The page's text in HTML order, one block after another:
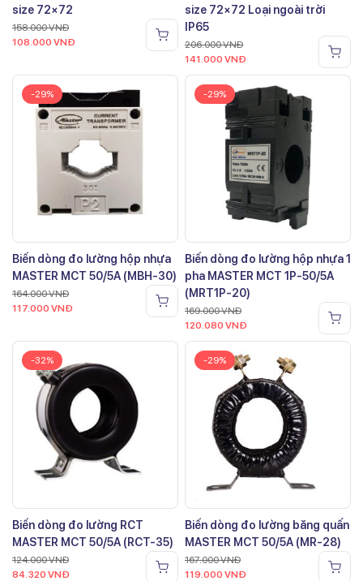
size 72×72
158.000VNĐ
108.000 VNĐ
size 72×72 Loại ngoài trời
IP65
206.000VNĐ
141.000 VNĐ
-29%
Biến dòng đo lường hộp nhựa
MASTER MCT 50/5A (MBH-30)
164.000VNĐ
117.000 VNĐ
-29%
Biến dòng đo lường hộp nhựa 1
pha MASTER MCT 1P-50/5A
(MRT1P-20)
169.000VNĐ
120.080 VNĐ
-32%
Biến dòng đo lường RCT
MASTER MCT 50/5A (RCT-35)
124.000VNĐ
84.320 VNĐ
-29%
Biến dòng đo lường băng quấn
MASTER MCT 50/5A (MR-28)
167.000VNĐ
119.000 VNĐ